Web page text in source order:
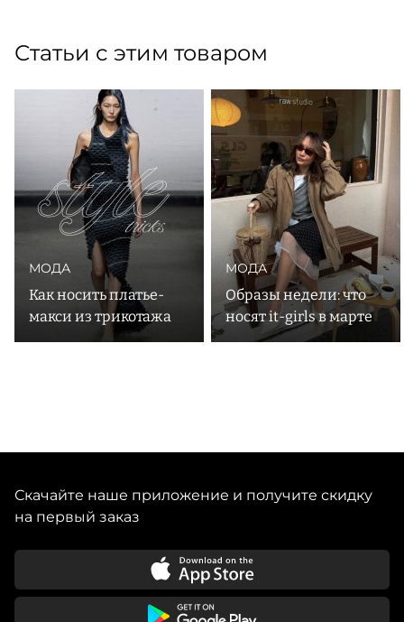
Статьи с этим товаром
МОДА
Как носить платье-
макси из трикотажа
МОДА
Образы недели: что
носят it-girls в марте
Скачайте наше приложение и получите скидку
на первый заказ